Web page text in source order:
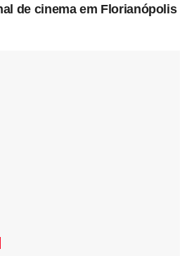
de cinema em Florianópolis